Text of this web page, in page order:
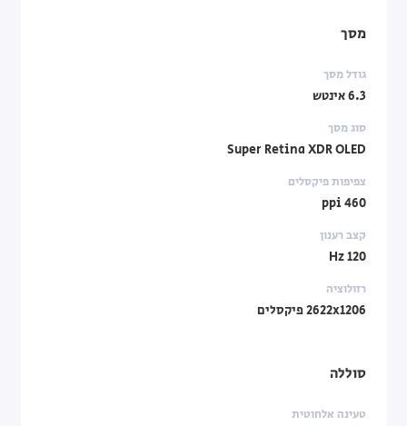
מסך
גודל מסך
6.3 אינטש
סוג מסך
Super Retina XDR OLED
צפיפות פיקסלים
460 ppi
קצב רענון
120 Hz
רזולוציה
2622x1206 פיקסלים
סוללה
טעינה אלחוטית